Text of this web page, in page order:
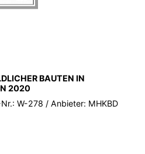
BAUTEN IN
2020
W-278 / Anbieter: MHKBD